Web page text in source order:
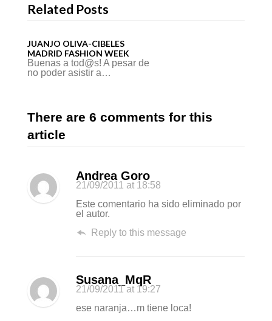
Related Posts
JUANJO OLIVA-CIBELES
MADRID FASHION WEEK
Buenas a tod@s! A pesar de
no poder asistir a…
There are 6 comments for this
article
Andrea Goro
21/09/2011 at 18:58
Este comentario ha sido eliminado por
el autor.
Reply to this message
Susana_MqR
21/09/2011at 19:27
ese naranja…m tiene loca!